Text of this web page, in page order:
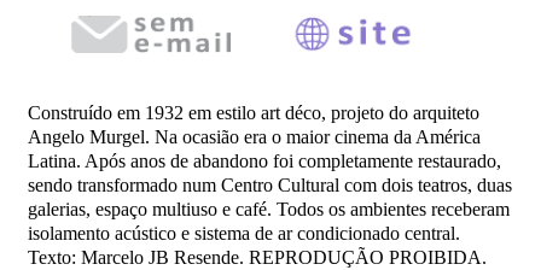
Construído em 1932 em estilo art déco, projeto do arquiteto
Angelo Murgel. Na ocasião era o maior cinema da América
Latina. Após anos de abandono foi completamente restaurado,
sendo transformado num Centro Cultural com dois teatros, duas
galerias, espaço multiuso e café. Todos os ambientes receberam
isolamento acústico e sistema de ar condicionado central.
Texto: Marcelo JB Resende. REPRODUÇÃO PROIBIDA.